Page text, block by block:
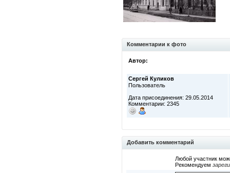
Комментарии к фото
Автор:
Сергей Куликов
Пользователь
Дата присоединения: 29.05.2014
Комментарии: 2345
Добавить комментарий
Любой участник
Рекомендуем